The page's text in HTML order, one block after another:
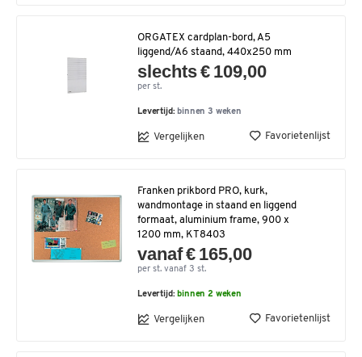
ORGATEX cardplan-bord, A5
liggend/A6 staand, 440x250 mm
slechts € 109,00
per st.
Levertijd: binnen 3 weken
Vergelijken Favorietenlijst
Franken prikbord PRO, kurk,
wandmontage in staand en liggend
formaat, aluminium frame, 900 x
1200 mm, KT8403
vanaf € 165,00
per st. vanaf 3 st.
Levertijd: binnen 2 weken
Vergelijken Favorietenlijst